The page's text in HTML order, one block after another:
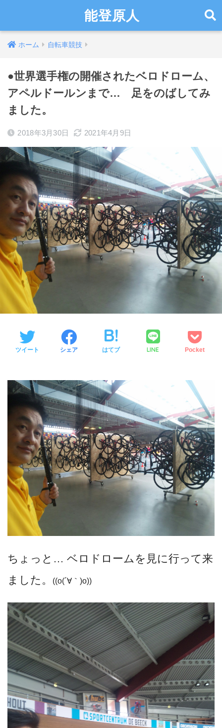
能登原人
ホーム 自転車競技
●世界選手権の開催されたベロドローム、
アペルドールンまで… 足をのばしてみ
ました。
2018年3月30日 2021年4月9日
ツイート シェア はてブ LINE Pocket
ちょっと… ベロドロームを見に行って来
ました。
((o(´∀｀)o))